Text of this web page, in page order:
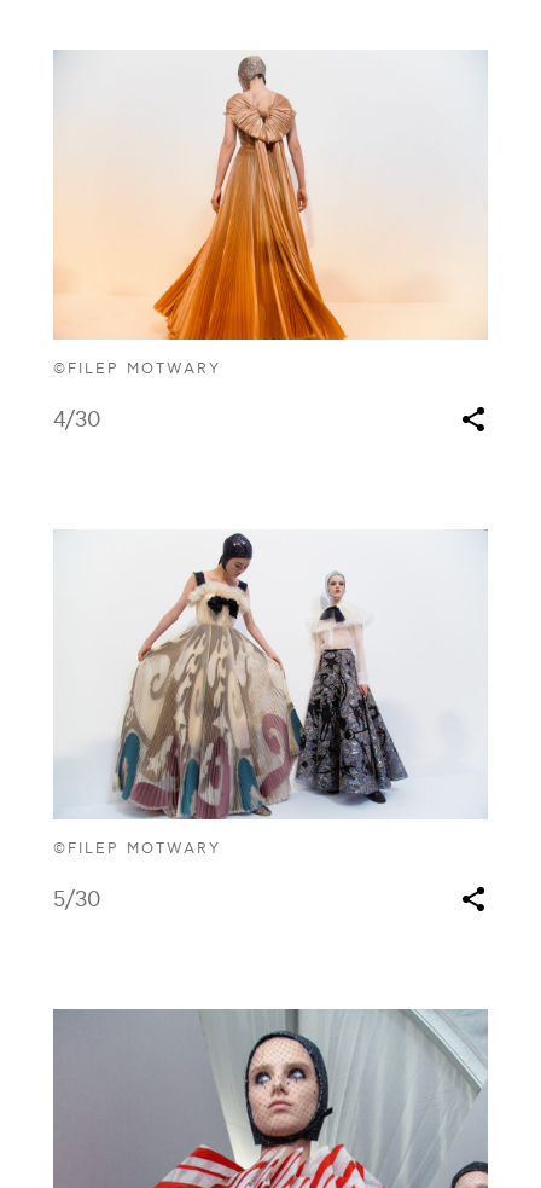
©FILEP MOTWARY
4/30
©FILEP MOTWARY
5/30